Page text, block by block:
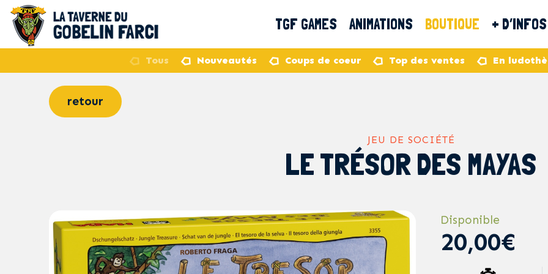
TGF GAMES ANIMATIONS BOUTIQUE + D’INFOS
Tous Nouveautés Coups de coeur Top des ventes En
retour
JEU DE SOCIÉTÉ
LE TRÉSOR DES MAYAS
Disponible
20,00€